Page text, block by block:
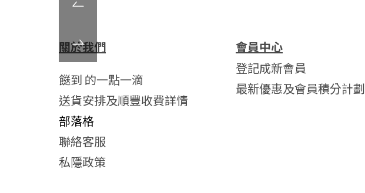
關於我們
餸到 的一點一滴
送貨安排及順豐收費詳情
部落格
聯絡客服
私隱政策
會員中心
登記成新會員
最新優惠及會員積分計劃